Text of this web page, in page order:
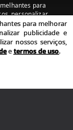
para
personalizar
Ao utilizar
de privacidade e
uso
para melhorar
publicidade e
nossos serviços,
etermos de uso.